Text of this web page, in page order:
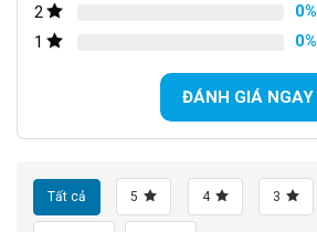
2
0%
1
0%
ĐÁNH GIÁ NGAY
Tất cả 5 4 3